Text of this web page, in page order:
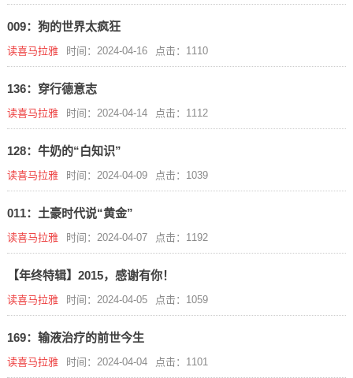
009：狗的世界太疯狂
读喜马拉雅 时间：2024-04-16 点击：1110
136：穿行德意志
读喜马拉雅 时间：2024-04-14 点击：1112
128：牛奶的“白知识”
读喜马拉雅 时间：2024-04-09 点击：1039
011：土豪时代说“黄金”
读喜马拉雅 时间：2024-04-07 点击：1192
【年终特辑】2015，感谢有你！
读喜马拉雅 时间：2024-04-05 点击：1059
169：输液治疗的前世今生
读喜马拉雅 时间：2024-04-04 点击：1101